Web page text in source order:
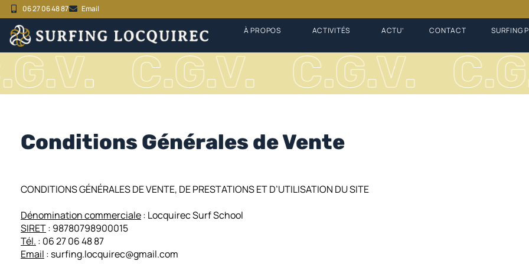
06 27 06 48 87 Email
À PROPOS ACTIVITÉS ACTU’ CONTACT SURFING
C.G.V. C.G.V.
Conditions Générales de Vente
CONDITIONSGÉNÉRALES DE VENTE, DE PRESTATIONS ET D’UTILISATION DU SITE
Dénomination commerciale: Locquirec Surf School
SIRET: 98780798900015
Tél. : 06 27 06 48 87
Email : surfing.locquirec@gmail.com